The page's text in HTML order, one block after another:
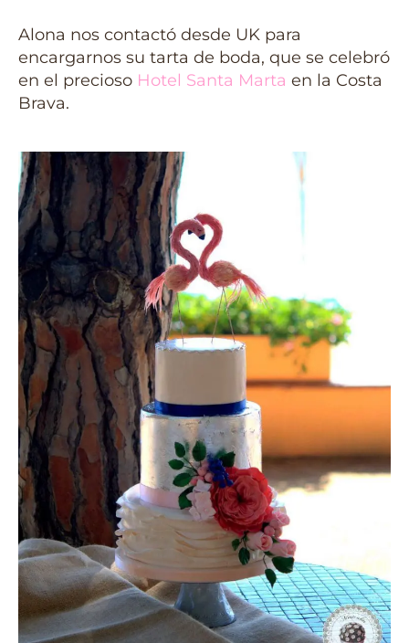
Alona nos contactó desde UK para
encargarnos su tarta de boda, que se celebró
en el precioso Hotel Santa Marta en la Costa
Brava.